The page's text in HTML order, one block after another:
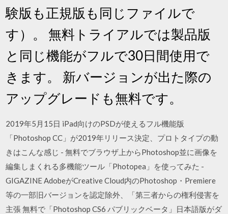
験版も正規版も同じファイルで
す）。 無料トライアルでは製品版
と同じ機能がフルで30日間使用で
きます。 新バージョンが出た際の
アップグレードも無料です。
2019年5月15日 iPad向けのPSDが使えるフル機能版
「Photoshop CC」が2019年リリース決定、プロトタイプの動
きはこんな感じ - 無料でブラウザ上からPhotoshop並に画像を
編集しまくれる多機能ツール「Photopea」を使ってみた -
GIGAZINE AdobeがCreative Cloud内のPhotoshop・Premiere
等の一部旧バージョンを認定除外、「第三者からの権利侵害を
主張 無料で「Photoshop CS6 パブリックベータ」日本語版がダ